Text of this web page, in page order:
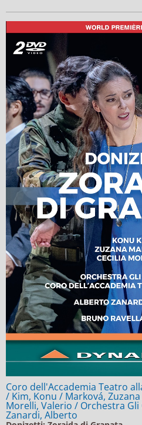
Coro dell'Accademia Teatro
/ Kim, Konu / Marková,
Morelli, Valerio / Orchestra Gli
Zanardi, Alberto